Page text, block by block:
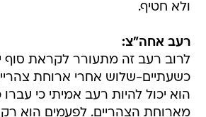
ולא חטיף.
רעב אחה"צ:
לרוב רעב זה מתעורר לקראת סוף
כשעתיים-שלוש אחרי ארוחת
הוא יכול להיות רעב אמיתי כי
מארוחת הצהריים. לפעמים הוא